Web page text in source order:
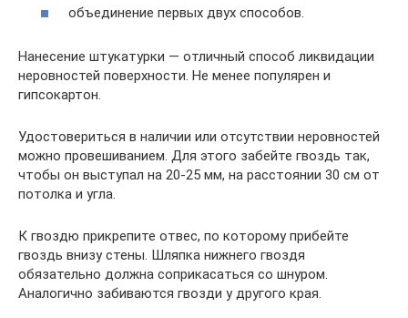
объединение первых двух способов.
Нанесение штукатурки — отличный способ ликвидации
неровностей поверхности. Не менее популярен и
гипсокартон.
Удостовериться в наличии или отсутствии неровностей
можно провешиванием. Для этого забейте гвоздь так,
чтобы он выступал на 20-25 мм, на расстоянии 30 см от
потолка и угла.
К гвоздю прикрепите отвес, по которому прибейте
гвоздь внизу стены. Шляпка нижнего гвоздя
обязательно должна соприкасаться со шнуром.
Аналогично забиваются гвозди у другого края.